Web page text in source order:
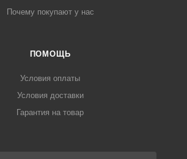
Почему покупают у нас
ПОМОЩЬ
Условия оплаты
Условия доставки
Гарантия на товар